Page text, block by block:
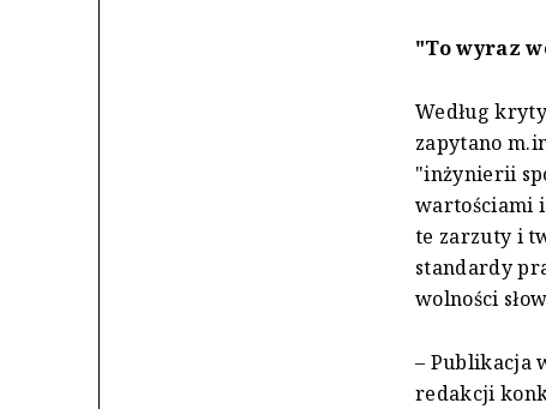
"To wyraz
Według
zapytano
"inżynierii
wartościami
te zarzuty i
standardy
wolności
– Publikacja
redakcji